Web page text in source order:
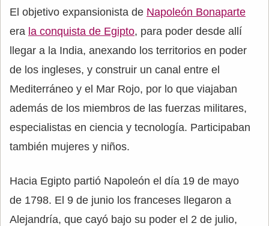
El objetivo expansionista de Napoleón Bonaparte
era la conquista de Egipto, para poder desde allí
llegar a la India, anexando los territorios en poder
de los ingleses, y construir un canal entre el
Mediterráneo y el Mar Rojo, por lo que viajaban
además de los miembros de las fuerzas militares,
especialistas en ciencia y tecnología. Participaban
también mujeres y niños.
Hacia Egipto partió Napoleón el día 19 de mayo
de 1798. El 9 de junio los franceses llegaron a
Alejandría, que cayó bajo su poder el 2 de julio,